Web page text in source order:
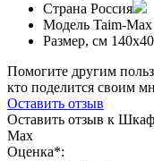
Страна Россия
Модель Taim-Max
Размер, см
Помогите другим
кто поделится своим
Оставить отзыв
Оставить отзыв к
Max
Оценка*: